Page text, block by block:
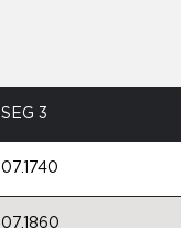
SEG 3
07.1740
07.1860